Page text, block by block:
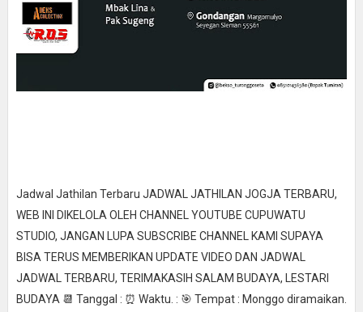
Jadwal Jathilan Terbaru JADWAL JATHILAN JOGJA TERBARU,
WEB INI DIKELOLA OLEH CHANNEL YOUTUBE CUPUWATU
STUDIO, JANGAN LUPA SUBSCRIBE CHANNEL KAMI SUPAYA
BISA TERUS MEMBERIKAN UPDATE VIDEO DAN JADWAL
JADWAL TERBARU, TERIMAKASIH SALAM BUDAYA, LESTARI
BUDAYA 📆 Tanggal : ⏰ Waktu. : 🎯 Tempat : Monggo diramaikan.